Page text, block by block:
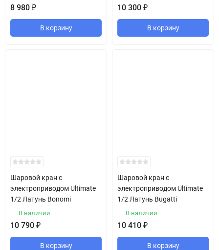
8 980 ₽
В корзину
10 300 ₽
В корзину
Шаровой кран с
электроприводом Ultimate
1/2 Латунь Bonomi
В наличии
10 790 ₽
В корзину
Шаровой кран с
электроприводом Ultimate
1/2 Латунь Bugatti
В наличии
10 410 ₽
В корзину